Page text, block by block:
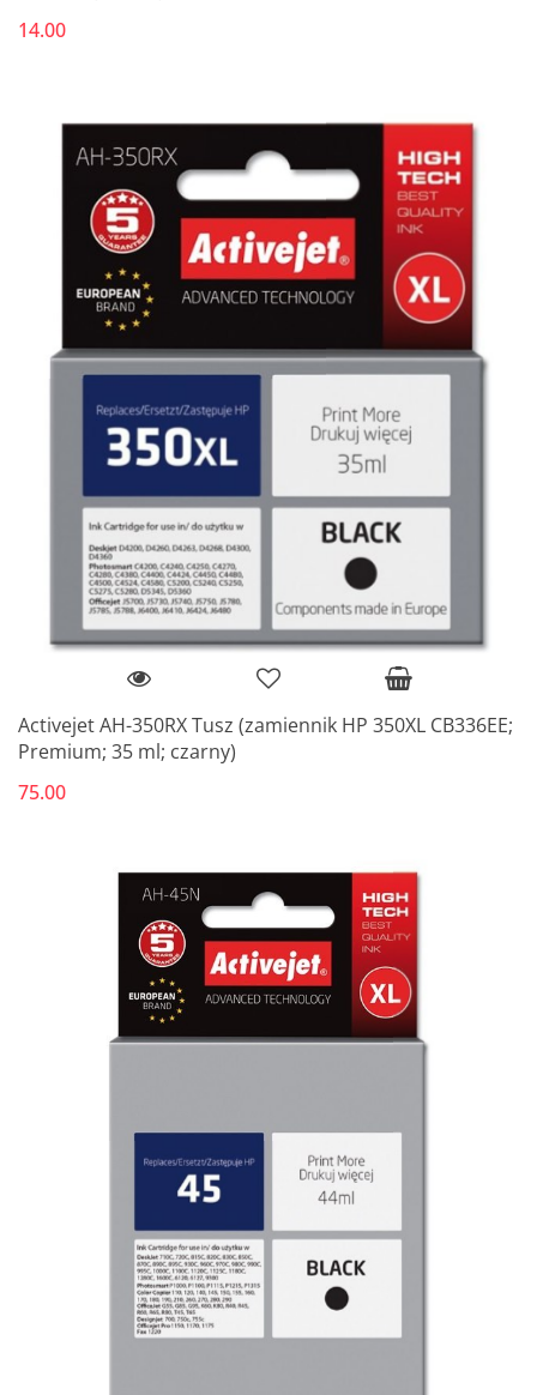
14.00
Activejet AH-350RX Tusz (zamiennik HP 350XL CB336EE;
Premium; 35 ml; czarny)
75.00